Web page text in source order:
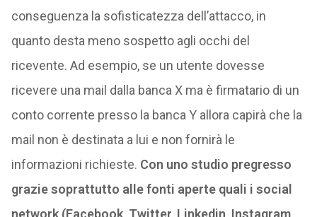
conseguenza la sofisticatezza dell’attacco, in
quanto desta meno sospetto agli occhi del
ricevente. Ad esempio, se un utente dovesse
ricevere una mail dalla banca X ma è firmatario di un
conto corrente presso la banca Y allora capirà che la
mail non è destinata a lui e non fornirà le
informazioni richieste. Con uno studio pregresso
grazie soprattutto alle fonti aperte quali i social
network (Facebook, Twitter, Linkedin, Instagram,